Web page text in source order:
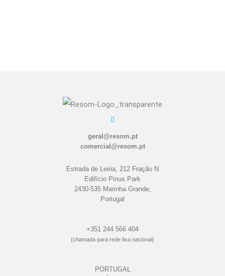
geral@resom.pt
comercial@resom.pt
Estrada de Leiria, 212 Fração N
Edifício Pinus Park
2430-535 Marinha Grande,
Portugal
+351 244 566 404
(chamada para rede fixa nacional)
PORTUGAL